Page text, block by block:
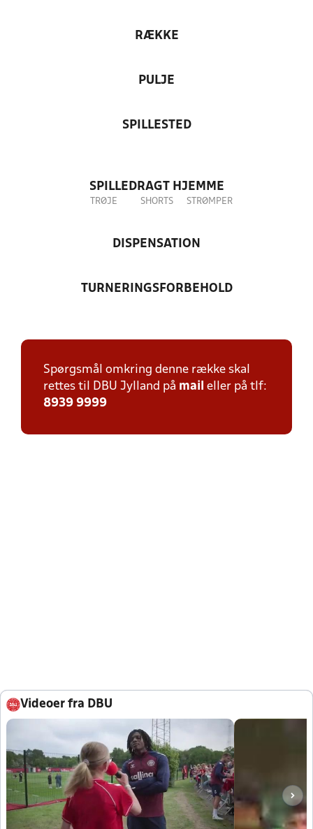
RÆKKE
PULJE
SPILLESTED
SPILLEDRAGT HJEMME
TRØJE SHORTS STRØMPER
DISPENSATION
TURNERINGSFORBEHOLD
Spørgsmål omkring denne række skal
rettes til DBU Jylland på mail eller på tlf:
8939 9999
Videoer fra DBU